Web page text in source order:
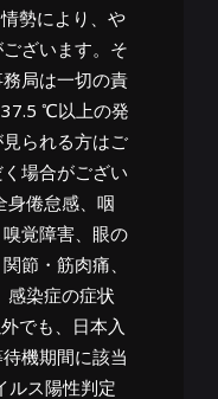
勢により、や
ざいます。そ
局は一切の責
℃以上の発
られる方はご
場合がござい
倦怠感、咽
覚障害、眼の
節・筋肉痛、
染症の症状
でも、日本入
機期間に該当
ス陽性判定